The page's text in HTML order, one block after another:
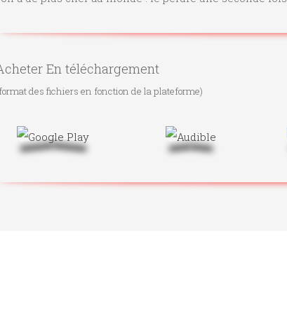
En téléchargement
des fichiers en fonction de la plateforme)